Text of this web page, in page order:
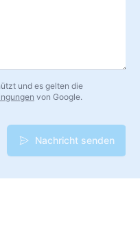
und es gelten die
von Google.
Nachricht senden